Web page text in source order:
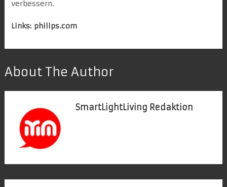
verbessern.
Links: philips.com
About The Author
SmartLightLiving Redaktion